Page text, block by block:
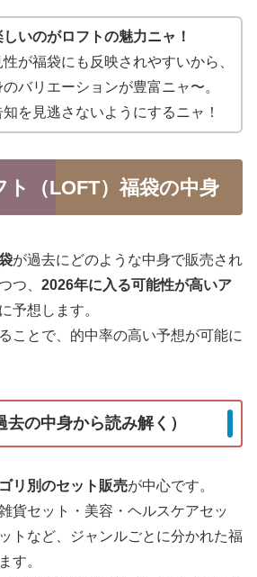
いのがロフトの魅力ニャ！
が福袋にも反映されやすいから、
バリエーションが豊富ニャ〜。
を見逃さないようにするニャ！
ト（LOFT）福袋の中身
が過去にどのような中身で販売され
つ、 2026年に入る可能性が高いア
予想します。
ことで、的中率の高い予想が可能に
の中身から読み解く）
リ別のセット販売が中心です。
貨セット・美容・ヘルスケアセッ
トなど、ジャンルごとに分かれた福
す。